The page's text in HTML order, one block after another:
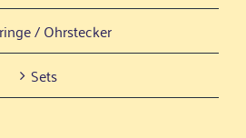
/ Ohrstecker
Sets